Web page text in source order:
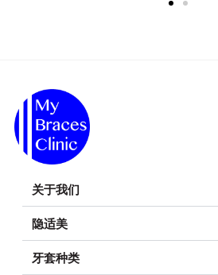
关于我们
隐适美
牙套种类